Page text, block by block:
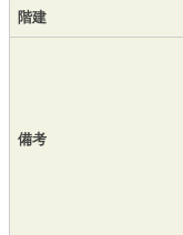
階建
備考